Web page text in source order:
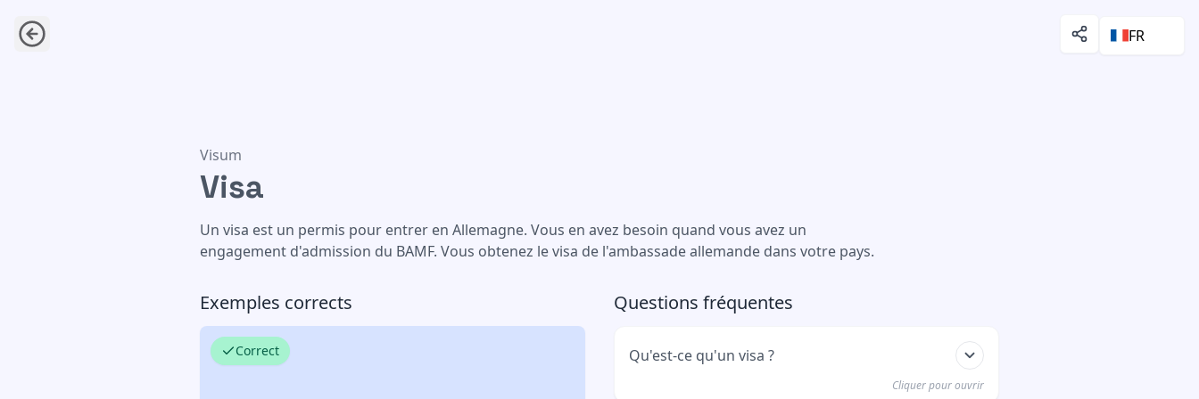
FR
Visa
Visum
Visa
Un visa est un permis pour entrer en Allemagne. Vous en avez besoin quand vous avez un
engagement d'admission du BAMF. Vous obtenez le visa de l'ambassade allemande dans votre pays.
Exemples corrects
Correct
Questions fréquentes
Qu'est-ce qu'un visa ?
Cliquer pour ouvrir